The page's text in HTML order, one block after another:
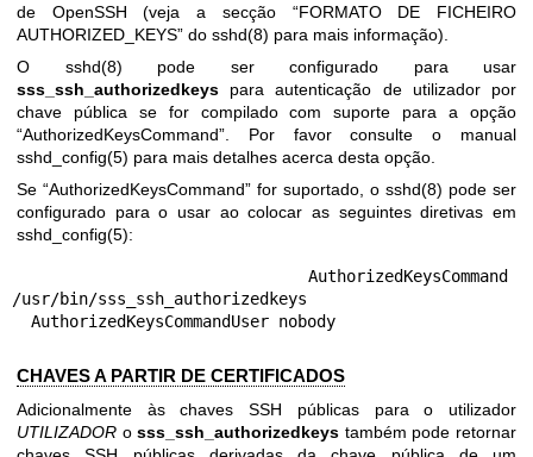
de OpenSSH (veja a secção “FORMATO DE FICHEIRO
AUTHORIZED_KEYS” do sshd(8) para mais informação).
O sshd(8) pode ser configurado para usar
sss_ssh_authorizedkeys para autenticação de utilizador por
chave pública se for compilado com suporte para a opção
“AuthorizedKeysCommand”. Por favor consulte o manual
sshd_config(5) para mais detalhes acerca desta opção.
Se “AuthorizedKeysCommand” for suportado, o sshd(8) pode ser
configurado para o usar ao colocar as seguintes diretivas em
sshd_config(5):
/usr/bin/sss_ssh_authorizedkeys
  AuthorizedKeysCommandUser nobody
CHAVES A PARTIR DE CERTIFICADOS
Adicionalmente às chaves SSH públicas para o utilizador
UTILIZADOR osss_ssh_authorizedkeys também pode retornar